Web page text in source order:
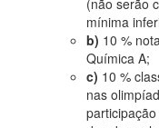
mínima
b) 10 %
Química A;
c) 10 %
nas